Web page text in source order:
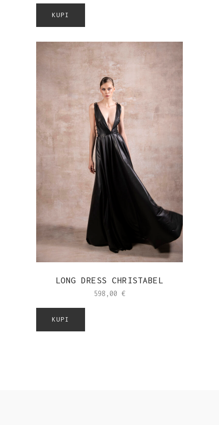
KUPI
LONG DRESS CHRISTABEL
598,00 €
KUPI